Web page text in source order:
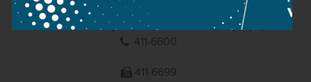
1095 Budapest, Komor Marcell u. 1. (Müpa)
411-6600
411-6699